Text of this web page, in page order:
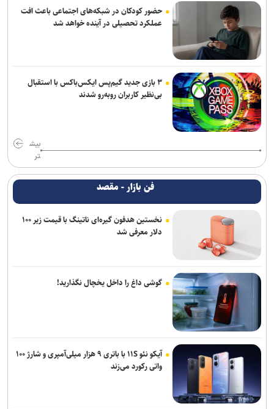
حضور کودکان در شبکه‌های اجتماعی باعث افت
عملکرد تحصیلی در آینده خواهد شد
۳ بازی جدید گیم‌پس ایکس‌باکس با استقبال
بی‌نظیر کاربران روبه‌رو شدند
بیش
تر
فن بازار - مقصد
نخستین هدفون گیره‌ای ناتینگ با قیمت زیر ۱۰۰
دلار معرفی شد
گوشی داغ را داخل یخچال نگذارید!
آیکو نئو ۱۱S با باتری ۹ هزار میلی‌آمپری و شارژ ۱۰۰
واتی رکورد می‌زند